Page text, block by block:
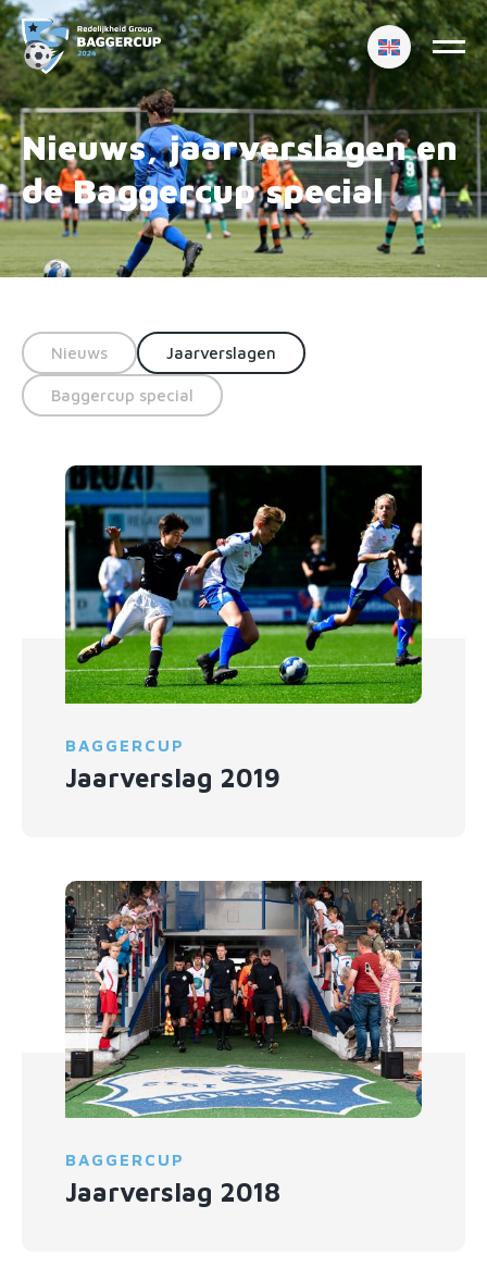
Nieuws, jaarverslagen en
de Baggercup special
Nieuws Jaarverslagen
Baggercup special
BAGGERCUP
Jaarverslag 2019
BAGGERCUP
Jaarverslag 2018